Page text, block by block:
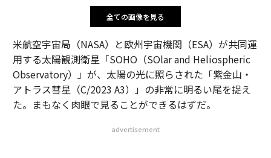
全ての画像を見る
米航空宇宙局（NASA）と欧州宇宙機関（ESA）が共同運
用する太陽観測衛星「SOHO（SOlar and Heliospheric
Observatory）」が、太陽の光に照らされた「紫金山・
アトラス彗星（C/2023 A3）」の非常に明るい尾を捉え
た。まもなく肉眼で見ることができるはずだ。
advertisement